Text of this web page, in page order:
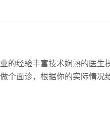
的经验丰富技术娴熟的医生
个面诊，根据你的实际情况